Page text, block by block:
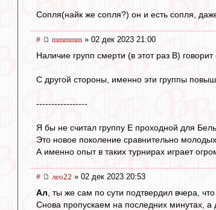
Сопля(найк же сопля?) он и есть сопля,
# mmmmm » 02 дек 2023 21:00
Наличие групп смерти (в этот раз B)
С другой стороны, именно эти группы
-----------------
Я бы не считал группу Е проходной для
Это новое поколение сравнительно
А именно опыт в таких турнирах играет
# лео22 » 02 дек 2023 20:53
Ал , ты же сам по сути подтвердил вчера,
Снова пропускаем на последних минутах,